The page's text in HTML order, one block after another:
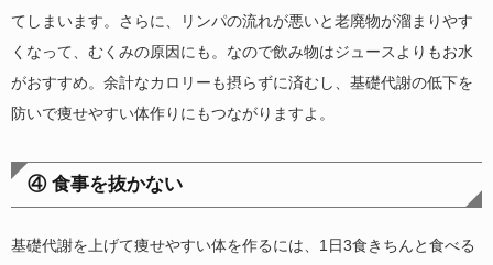
てしまいます。さらに、リンパの流れが悪いと老廃物が溜まりやす
くなって、むくみの原因にも。なので飲み物はジュースよりもお水
がおすすめ。余計なカロリーも摂らずに済むし、基礎代謝の低下を
防いで痩せやすい体作りにもつながりますよ。
④ 食事を抜かない
基礎代謝を上げて痩せやすい体を作るには、1日3食きちんと食べる